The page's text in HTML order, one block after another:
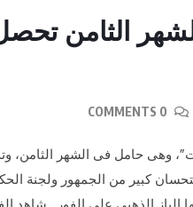
الثامن
وهى حامل فى الشهر